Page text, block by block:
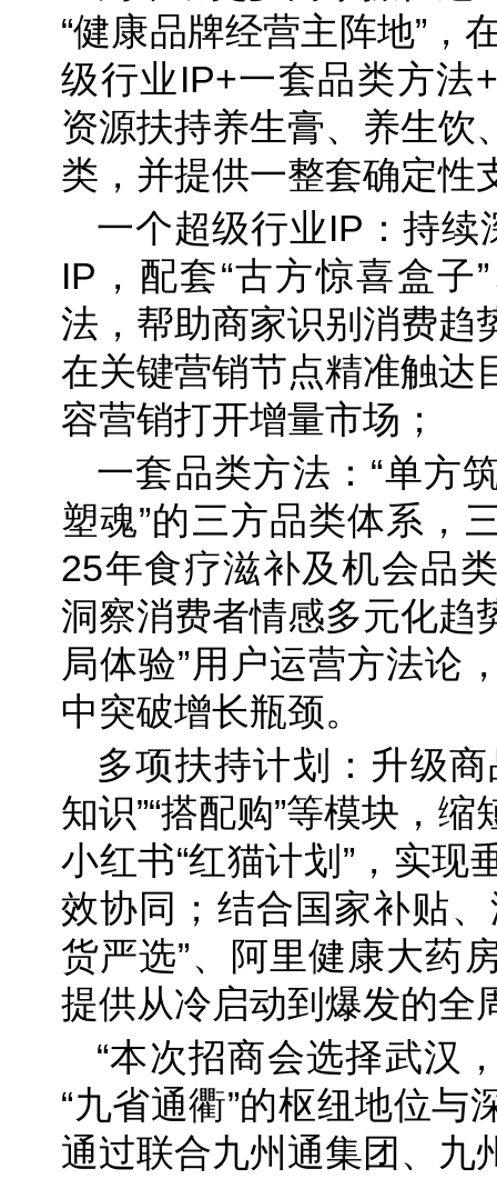
“健康品牌经营主阵地”，
级行业IP+一套品类方法
资源扶持养生膏、养生饮
类，并提供一整套确定性
一个超级行业IP：持续
IP，配套“古方惊喜盒子
法，帮助商家识别消费趋
在关键营销节点精准触达
容营销打开增量市场；
一套品类方法：“单方
塑魂”的三方品类体系，
25年食疗滋补及机会品
洞察消费者情感多元化趋
局体验”用户运营方法论
中突破增长瓶颈。
多项扶持计划：升级
知识”“搭配购”等模块，
小红书“红猫计划”，实现
效协同；结合国家补贴
货严选”、阿里健康大药
提供从冷启动到爆发的全
“本次招商会选择武汉
“九省通衢”的枢纽地位与
通过联合九州通集团、九